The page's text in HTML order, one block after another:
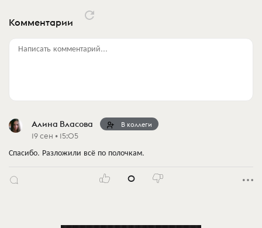
Комментарии
Написать комментарий...
Алина Власова В коллеги
19 сен • 15:05
Спасибо. Разложили всё по полочкам.
0